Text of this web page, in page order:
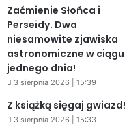
Zaćmienie Słońca i
Perseidy. Dwa
niesamowite zjawiska
astronomiczne w ciągu
jednego dnia!
3 sierpnia 2026 | 15:39
Z książką sięgaj gwiazd!
3 sierpnia 2026 | 15:33